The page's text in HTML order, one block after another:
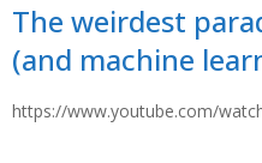
The weirdest
(and machine
https://www.youtube.com/